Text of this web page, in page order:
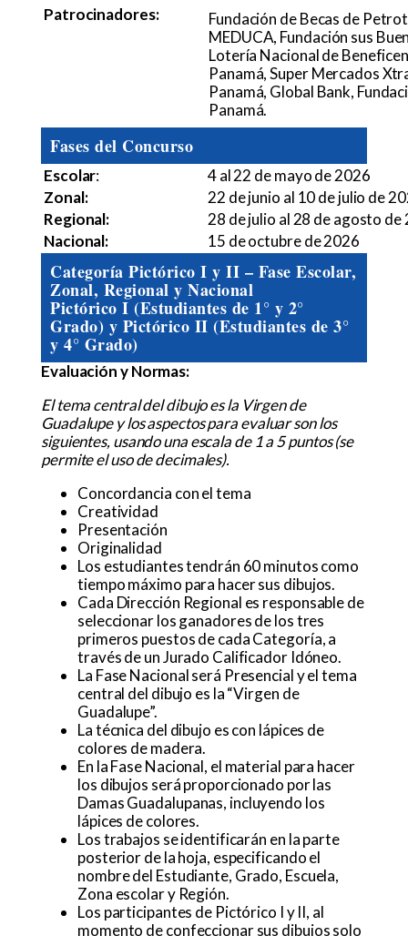
Patrocinadores:
Fundación de Becas de
MEDUCA, Fundación sus
Lotería Nacional de
Panamá, Super Mercados
Panamá, Global Bank,
Panamá.
Fases del Concurso
Escolar:
4 al 22 de mayo de 2026
Zonal:
22 de junio al 10 de julio de
Regional:
28 de julio al 28 de agosto de
Nacional:
15 de octubre de 2026
Categoría Pictórico I y II – Fase Escolar,
Zonal, Regional y Nacional
Pictórico I (Estudiantes de 1° y 2°
Grado) y Pictórico II (Estudiantes de 3°
y 4° Grado)
Evaluación y Normas:
El tema central del dibujo es la Virgen de
Guadalupe y los aspectos para evaluar son los
siguientes, usando una escala de 1 a 5 puntos (se
permite el uso de decimales).
Concordancia con el tema
Creatividad
Presentación
Originalidad
Los estudiantes tendrán 60 minutos como
tiempo máximo para hacer sus dibujos.
Cada Dirección Regional es responsable de
seleccionar los ganadores de los tres
primeros puestos de cada Categoría, a
través de un Jurado Calificador Idóneo.
La Fase Nacional será Presencial y el tema
central del dibujo es la “Virgen de
Guadalupe”.
La técnica del dibujo es con lápices de
colores de madera.
En la Fase Nacional, el material para hacer
los dibujos será proporcionado por las
Damas Guadalupanas, incluyendo los
lápices de colores.
Los trabajos se identificarán en la parte
posterior de la hoja, especificando el
nombre del Estudiante, Grado, Escuela,
Zona escolar y Región.
Los participantes de Pictórico I y II, al
momento de confeccionar sus dibujos solo